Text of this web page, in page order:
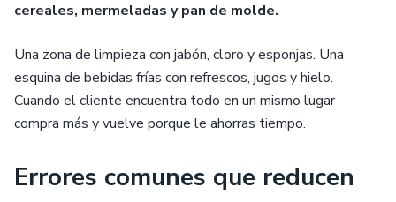
cereales, mermeladas y pan de molde.
Una zona de limpieza con jabón, cloro y esponjas. Una
esquina de bebidas frías con refrescos, jugos y hielo.
Cuando el cliente encuentra todo en un mismo lugar
compra más y vuelve porque le ahorras tiempo.
Errores comunes que reducen